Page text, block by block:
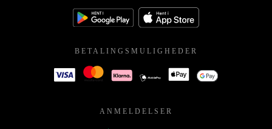
BETALINGSMULIGHEDER
ANMELDELSER